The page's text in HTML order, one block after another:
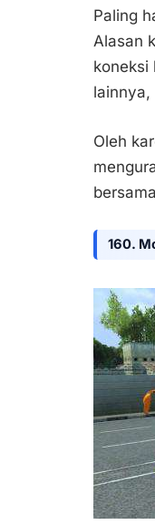
Paling
Alasan
koneksi
lainnya,
Oleh
160.